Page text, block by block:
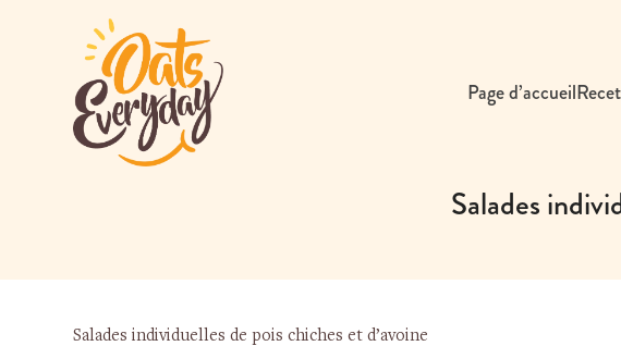
Page d’accueil
Salades
Salades individuelles de pois chiches et d’avoine